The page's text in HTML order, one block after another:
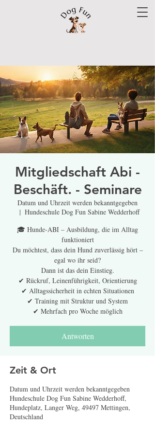
Mitgliedschaft Abi -
Beschäft. - Seminare
Datum und Uhrzeit werden bekanntgegeben
  |
Hundeschule Dog Fun Sabine Wedderhoff
🎓 Hunde-ABI – Ausbildung, die im Alltag
funktioniert
Du möchtest, dass dein Hund zuverlässig hört –
egal wo ihr seid?
Dann ist das dein Einstieg.
✔ Rückruf, Leinenführigkeit, Orientierung
✔ Alltagssicherheit in echten Situationen
✔ Training mit Struktur und System
✔ Mehrfach pro Woche möglich
Antworten
Zeit & Ort
Datum und Uhrzeit werden bekanntgegeben
Hundeschule Dog Fun Sabine Wedderhoff,
Hundeplatz, Langer Weg, 49497 Mettingen,
Deutschland